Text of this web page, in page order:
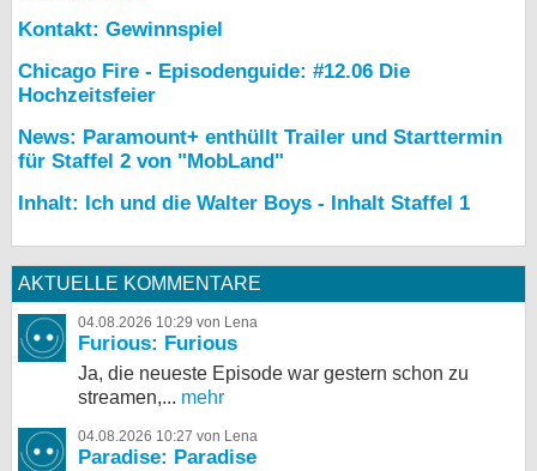
Kontakt: Gewinnspiel
Chicago Fire - Episodenguide: #12.06 Die
Hochzeitsfeier
News: Paramount+ enthüllt Trailer und Starttermin
für Staffel 2 von "MobLand"
Inhalt: Ich und die Walter Boys - Inhalt Staffel 1
AKTUELLE KOMMENTARE
04.08.2026 10:29 von Lena
Furious: Furious
Ja, die neueste Episode war gestern schon zu
streamen,... mehr
04.08.2026 10:27 von Lena
Paradise: Paradise